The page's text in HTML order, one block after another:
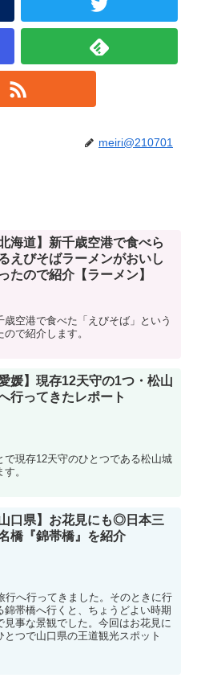
meiri@210701
北海道】新千歳空港で食べら
えびそばラーメンがおいし
たので紹介【ラーメン】
空港で食べた「えびそば」という
で紹介します。
愛媛】現存12天守の1つ・松山
行ってきたレポート
現存12天守のひとつである松山城
。
山口県】お花見にも◎日本三
橋『錦帯橋』を紹介
行へ行ってきました。そのときに行
錦帯橋へ行くと、ちょうどよい時期
事な景観でした。今回はお花見に
つで山口県の王道観光スポット